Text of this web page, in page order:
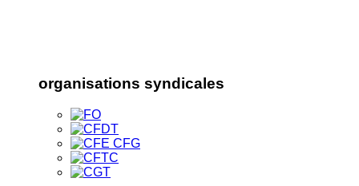
organisations syndicales